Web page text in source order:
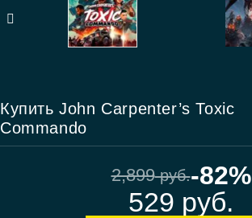
Купить John Carpenter’s Toxic
Commando
2,899руб.-82%
529 руб.